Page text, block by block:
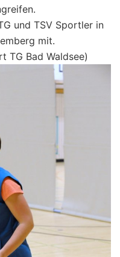
und TSV Sportler in
mit.
TG Bad Waldsee)